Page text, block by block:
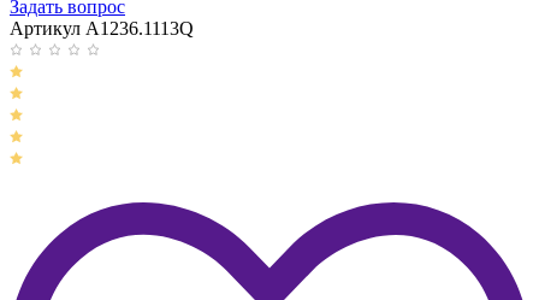
Задать вопрос
Артикул A1236.1113Q